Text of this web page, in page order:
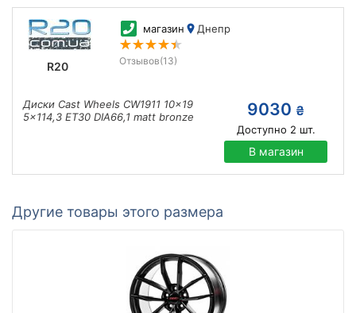
R20
магазин Днепр
Отзывов(13)
Диски Cast Wheels CW1911 10x19
5x114,3 ET30 DIA66,1 matt bronze
9030 ₴
Доступно 2 шт.
В магазин
Другие товары этого размера